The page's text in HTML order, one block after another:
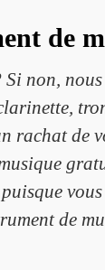
de
non,
rachat de
de